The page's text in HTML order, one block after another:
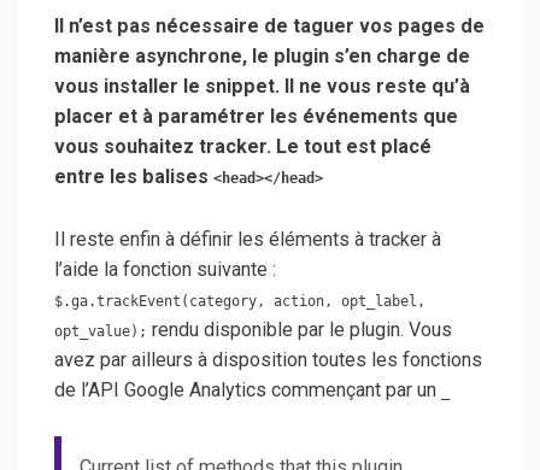
Il n’est pas nécessaire de taguer vos pages de
manière asynchrone, le plugin s’en charge de
vous installer le snippet. Il ne vous reste qu’à
placer et à paramétrer les événements que
vous souhaitez tracker. Le tout est placé
entre les balises <head></head>
Il reste enfin à définir les éléments à tracker à
l’aide la fonction suivante :
$.ga.trackEvent(category, action, opt_label,
opt_value); rendu disponible par le plugin. Vous
avez par ailleurs à disposition toutes les fonctions
de l’API Google Analytics commençant par un